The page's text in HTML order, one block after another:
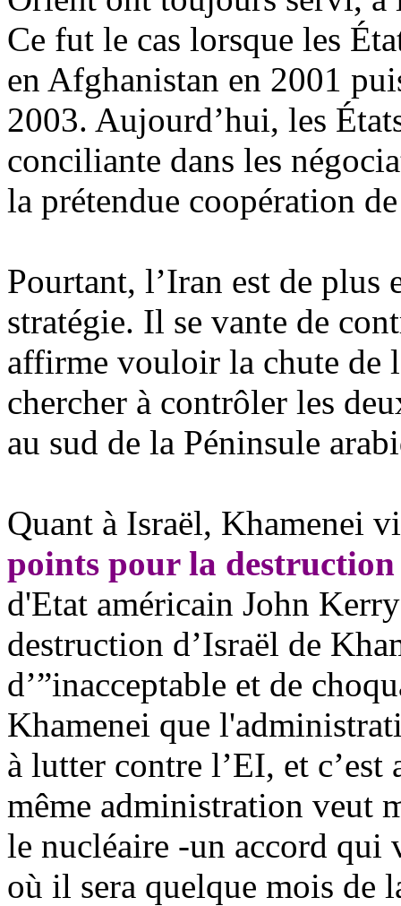
Ce fut le cas lorsque les
en Afghanistan en 2001
2003. Aujourd’hui, les
conciliante dans les
la prétendue coopération
Pourtant, l’Iran est de plus
stratégie. Il se vante de
affirme vouloir la chute de
chercher à contrôler les
au sud de la Péninsule
Quant à Israël, Khamenei
points pour la
d'Etat américain John
destruction d’Israël de
d’”inacceptable et de
Khamenei que
à lutter contre l’EI, et
même administration veut
le nucléaire -un accord qui
où il sera quelque mois de